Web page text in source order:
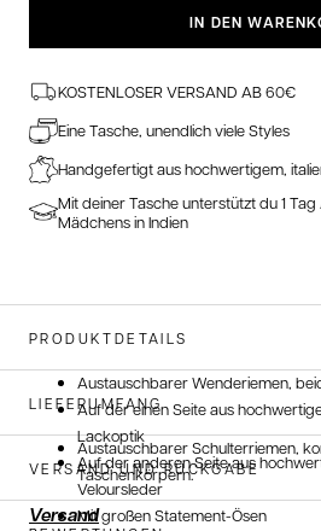
IN DEN
KOSTENLOSER VERSAND AB 60€
Eine Tasche, unendlich viele Styles
Handgefertigt aus hochwertigem,
Mit deiner Tasche unterstützt du 1
Mädchens in Indien
PRODUKTDETAILS
Austauschbarer Wenderiemen,
Auf der einen Seite aus
Lackoptik
Auf der anderen Seite aus
Veloursleder
Mit großen Statement-Ösen
LIEFERUMFANG
Austauschbarer Schulterriemen,
Taschenkörpern.
VERSAND UND RÜCKGABE
Versand